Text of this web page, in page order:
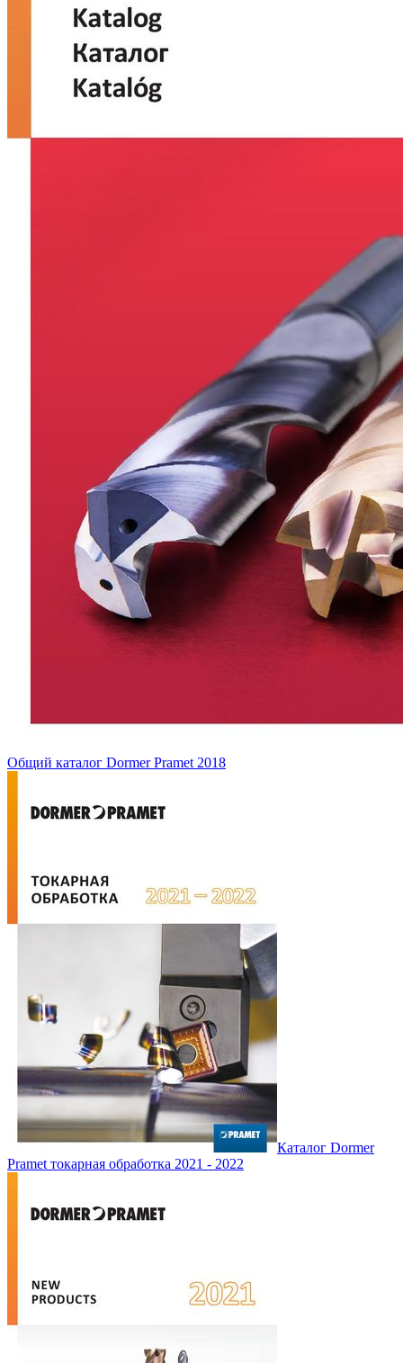
Общий каталог Dormer Pramet 2018
Каталог Dormer
Pramet токарная обработка 2021 - 2022